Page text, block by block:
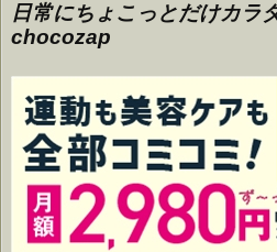
日常にちょこっとだけカラ
chocozap